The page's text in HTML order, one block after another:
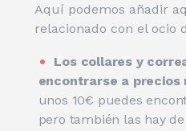
Aquí podemos añadir
relacionado con el ocio
Los collares y
encontrarse a precios
unos 10€ puedes
pero también las hay